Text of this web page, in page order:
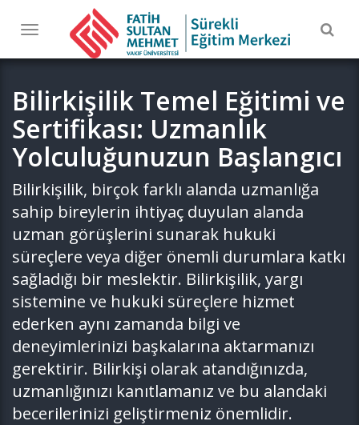
Toggle
navigation
Bilirkişilik Temel Eğitimi ve
Sertifikası: Uzmanlık
Yolculuğunuzun Başlangıcı
Bilirkişilik, birçok farklı alanda uzmanlığa
sahip bireylerin ihtiyaç duyulan alanda
uzman görüşlerini sunarak hukuki
süreçlere veya diğer önemli durumlara katkı
sağladığı bir meslektir. Bilirkişilik, yargı
sistemine ve hukuki süreçlere hizmet
ederken aynı zamanda bilgi ve
deneyimlerinizi başkalarına aktarmanızı
gerektirir. Bilirkişi olarak atandığınızda,
uzmanlığınızı kanıtlamanız ve bu alandaki
becerilerinizi geliştirmeniz önemlidir.